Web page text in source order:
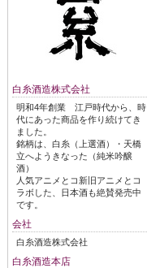
白糸酒造株式会社
明和4年創業 江戸時代から、時
代にあった商品を作り続けてき
ました。
銘柄は、白糸（上選酒）・天橋
立へようきなった（純米吟醸
酒）
人気アニメとコ新旧アニメとコ
ラボした、日本酒も絶賛発売中
です。
会社
白糸酒造株式会社
白糸酒造本店